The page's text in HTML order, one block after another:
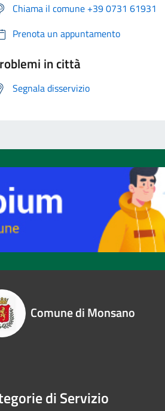
Chiama il comune +39 0731 61931
Prenota un appuntamento
in città
Segnala disservizio
Comune di Monsano
di Servizio